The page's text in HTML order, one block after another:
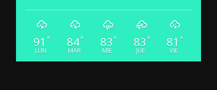
91 °
LUN
84°
MAR
83 °
MIE
83 °
JUE
81 °
VIE